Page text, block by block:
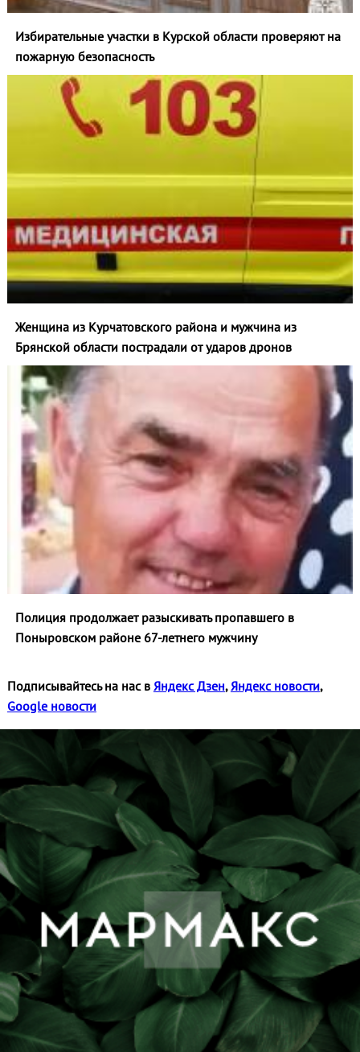
Избирательные участки в Курской области проверяют на
пожарную безопасность
Женщина из Курчатовского района и мужчина из
Брянской области пострадали от ударов дронов
Полиция продолжает разыскивать пропавшего в
Поныровском районе 67-летнего мужчину
Подписывайтесь на нас в Яндекс Дзен, Яндекс новости,
Google новости